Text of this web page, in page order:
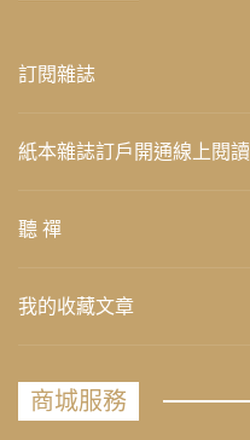
訂閱雜誌
紙本雜誌訂戶開通線上閱讀
聽 禪
我的收藏文章
商城服務